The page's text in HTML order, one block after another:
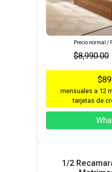
Precio normal /
$8,990.00
mensuales a 12
tarjetas de
1/2